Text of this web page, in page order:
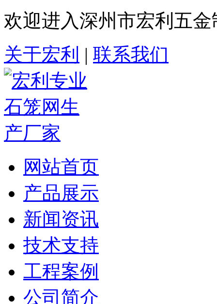
欢迎进入深州市宏利五
关于宏利 | 联系我们
网站首页
产品展示
新闻资讯
技术支持
工程案例
公司简介